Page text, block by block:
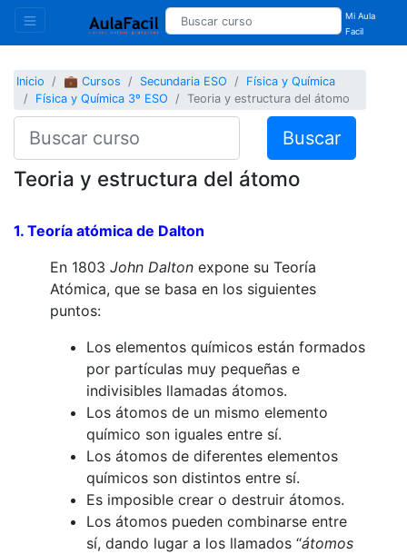
Mi Aula
Facil
Inicio 💼 Cursos Secundaria ESO
Física y Química
Física y Química 3º ESO
Teoria y estructura del átomo
Buscar
Teoria y estructura del átomo
1. Teoría atómica de Dalton
En 1803 John Dalton expone su Teoría
Atómica, que se basa en los siguientes
puntos:
Los elementos químicos están formados
por partículas muy pequeñas e
indivisibles llamadas átomos.
Los átomos de un mismo elemento
químico son iguales entre sí.
Los átomos de diferentes elementos
químicos son distintos entre sí.
Es imposible crear o destruir átomos.
Los átomos pueden combinarse entre
sí, dando lugar a los llamados “átomos